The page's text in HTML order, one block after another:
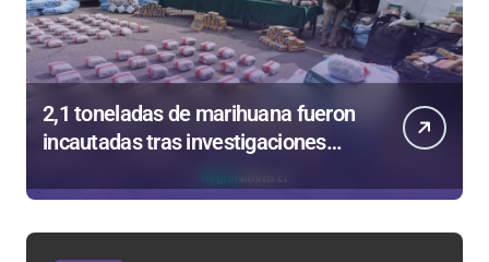
2,1 toneladas de marihuana fueron
incautadas tras investigaciones